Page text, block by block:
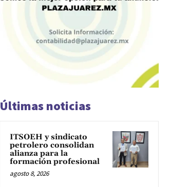
Últimas noticias
ITSOEH y sindicato
petrolero consolidan
alianza para la
formación profesional
agosto 8, 2026